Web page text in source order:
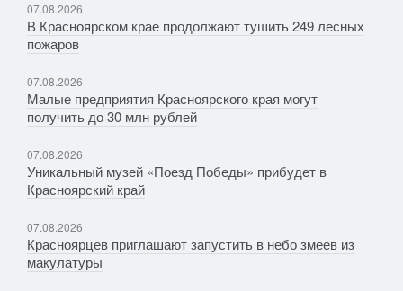
07.08.2026
В Красноярском крае продолжают тушить 249 лесных
пожаров
07.08.2026
Малые предприятия Красноярского края могут
получить до 30 млн рублей
07.08.2026
Уникальный музей «Поезд Победы» прибудет в
Красноярский край
07.08.2026
Красноярцев приглашают запустить в небо змеев из
макулатуры